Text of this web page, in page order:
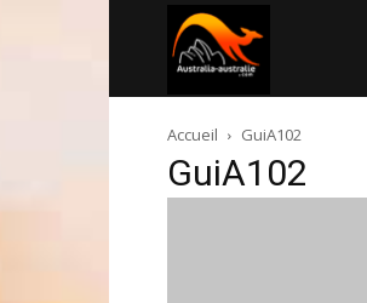
australie.com
Accueil GuiA102
GuiA102